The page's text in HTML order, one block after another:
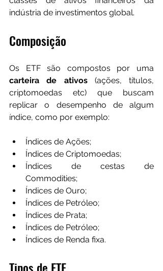
indústria de investimentos global.
Composição
carteira de ativos (ações, títulos,
criptomoedas etc) que buscam
replicar o desempenho de algum
índice, como por exemplo:
Índices de Ações;
Índices de Criptomoedas;
Índices de cestas de
Commodities;
Índices de Ouro;
Índices de Petróleo;
Índices de Prata;
Índices de Petróleo;
Índices de Renda fixa.